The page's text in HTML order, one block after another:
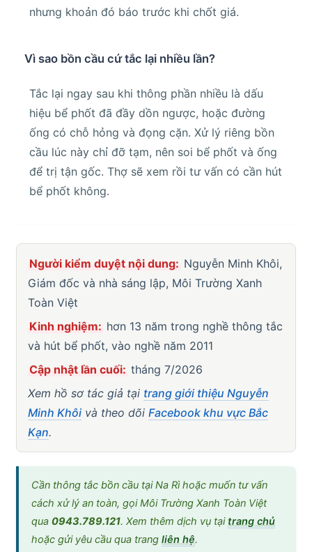
nhưng khoản đó báo trước khi chốt giá.
Vì sao bồn cầu cứ tắc lại nhiều lần?
Tắc lại ngay sau khi thông phần nhiều là dấu
hiệu bể phốt đã đầy dồn ngược, hoặc đường
ống có chỗ hỏng và đọng cặn. Xử lý riêng bồn
cầu lúc này chỉ đỡ tạm, nên soi bể phốt và ống
để trị tận gốc. Thợ sẽ xem rồi tư vấn có cần hút
bể phốt không.
Người kiểm duyệt nội dung: Nguyễn Minh Khôi,
Giám đốc và nhà sáng lập, Môi Trường Xanh
Toàn Việt
Kinh nghiệm: hơn 13 năm trong nghề thông tắc
và hút bể phốt, vào nghề năm 2011
Cập nhật lần cuối: tháng 7/2026
Xem hồ sơ tác giả tại trang giới thiệu Nguyễn
Minh Khôi và theo dõi Facebook khu vực Bắc
Kạn.
Cần thông tắc bồn cầu tại Na Rì hoặc muốn tư vấn
cách xử lý an toàn, gọi Môi Trường Xanh Toàn Việt
qua 0943.789.121. Xem thêm dịch vụ tại trang chủ
hoặc gửi yêu cầu qua trang liên hệ.